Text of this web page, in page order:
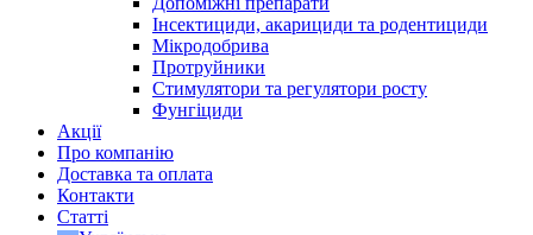
Інсектициди, акарициди та родентициди
Мікродобрива
Протруйники
Стимулятори та регулятори росту
Фунгіциди
Акції
Про компанію
Доставка та оплата
Контакти
Статті